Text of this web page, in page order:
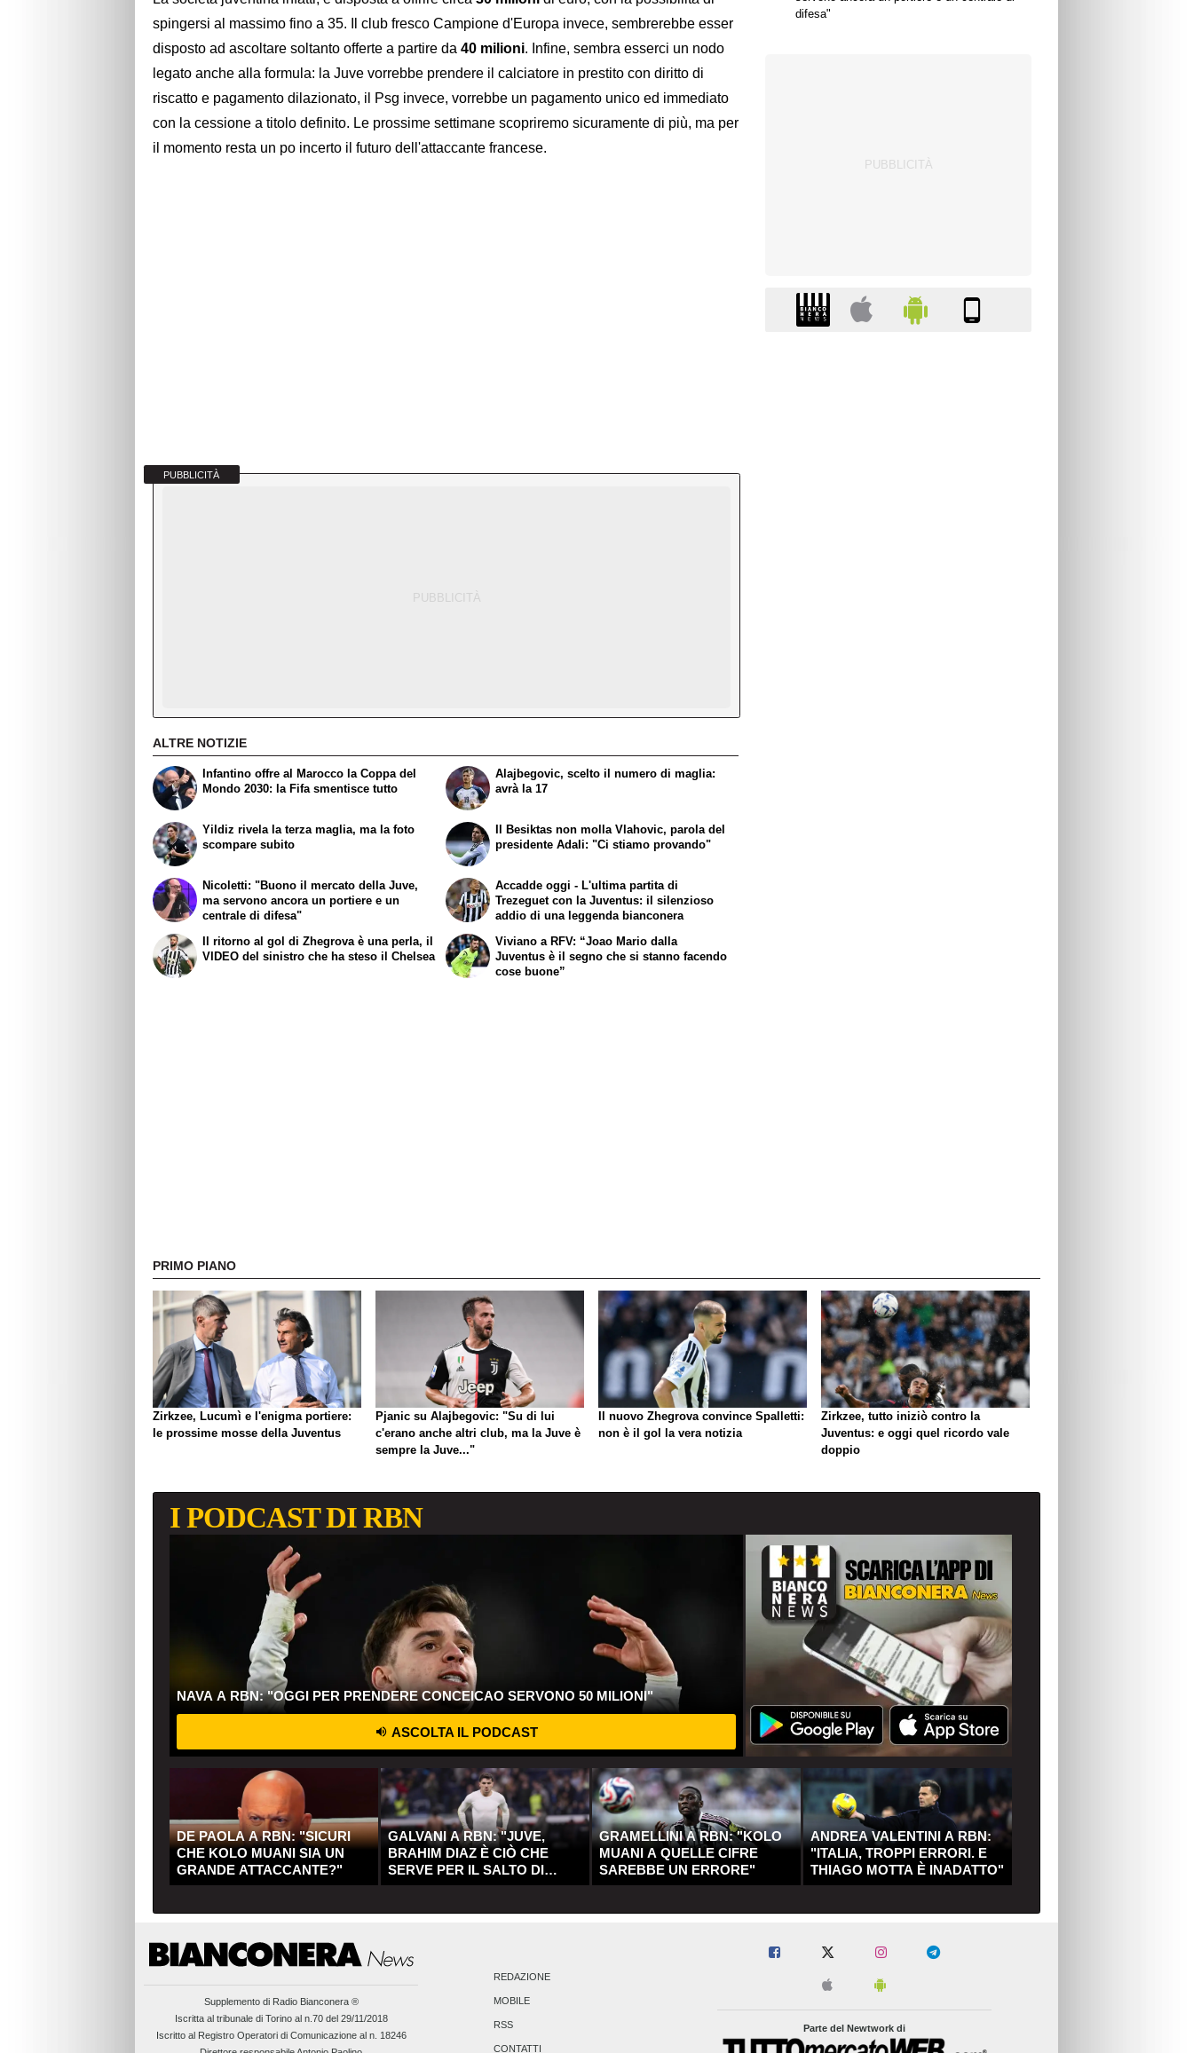
spingersi al massimo fino a 35. Il club fresco Campione d'Europa invece, sembrerebbe esser
disposto ad ascoltare soltanto offerte a partire da 40 milioni. Infine, sembra esserci un nodo
legato anche alla formula: la Juve vorrebbe prendere il calciatore in prestito con diritto di
riscatto e pagamento dilazionato, il Psg invece, vorrebbe un pagamento unico ed immediato
con la cessione a titolo definito. Le prossime settimane scopriremo sicuramente di più, ma per
il momento resta un po incerto il futuro dell'attaccante francese.
PUBBLICITÀ
ALTRE NOTIZIE
Infantino offre al Marocco la Coppa del
Mondo 2030: la Fifa smentisce tutto
Yildiz rivela la terza maglia, ma la foto
scompare subito
Alajbegovic, scelto il numero di maglia:
avrà la 17
Il Besiktas non molla Vlahovic, parola del
presidente Adali: "Ci stiamo provando"
Nicoletti: "Buono il mercato della Juve,
ma servono ancora un portiere e un
centrale di difesa"
Il ritorno al gol di Zhegrova è una perla, il
VIDEO del sinistro che ha steso il Chelsea
Accadde oggi - L'ultima partita di
Trezeguet con la Juventus: il silenzioso
addio di una leggenda bianconera
Viviano a RFV: “Joao Mario dalla
Juventus è il segno che si stanno facendo
cose buone”
difesa"
PRIMO PIANO
Zirkzee, Lucumì e l'enigma portiere:
le prossime mosse della Juventus
Pjanic su Alajbegovic: "Su di lui
c'erano anche altri club, ma la Juve è
sempre la Juve..."
Il nuovo Zhegrova convince Spalletti:
non è il gol la vera notizia
Zirkzee, tutto iniziò contro la
Juventus: e oggi quel ricordo vale
doppio
I PODCAST DI RBN
NAVA A RBN: "OGGI PER PRENDERE CONCEICAO SERVONO 50 MILIONI"
ASCOLTA IL PODCAST
DE PAOLA A RBN: "SICURI
CHE KOLO MUANI SIA UN
GRANDE ATTACCANTE?"
GALVANI A RBN: "JUVE,
BRAHIM DIAZ È CIÒ CHE
SERVE PER IL SALTO DI
QUALITÀ"
GRAMELLINI A RBN: "KOLO
MUANI A QUELLE CIFRE
SAREBBE UN ERRORE"
ANDREA VALENTINI A RBN:
"ITALIA, TROPPI ERRORI. E
THIAGO MOTTA È INADATTO"
Supplemento di Radio Bianconera ®
Iscritta al tribunale di Torino al n.70 del 29/11/2018
Iscritto al Registro Operatori di Comunicazione al n. 18246
REDAZIONE
MOBILE
RSS
CONTATTI
Parte del Newtwork di